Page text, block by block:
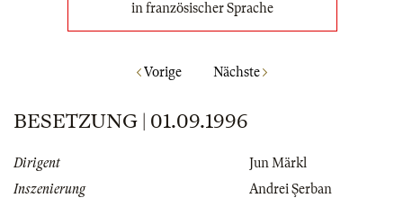
in französischer Sprache
Vorige Nächste
BESETZUNG | 01.09.1996
Dirigent
Jun Märkl
Inszenierung
Andrei Şerban